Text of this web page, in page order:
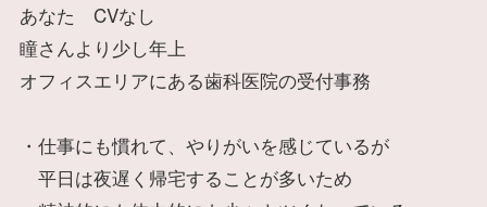
あなた CVなし
瞳さんより少し年上
オフィスエリアにある歯科医院の受付事務
・仕事にも慣れて、やりがいを感じているが
平日は夜遅く帰宅することが多いため